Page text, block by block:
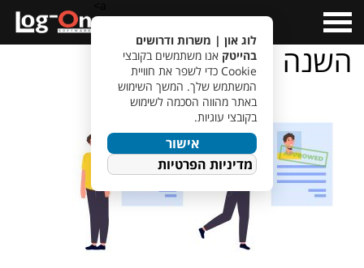
Menu
השנה
לוג און | משרות ודרושים
בהייטק אנו משתמשים בקובצי
Cookie כדי לשפר את חוויית
המשתמש שלך. המשך השימוש
באתר מהווה הסכמה לשימוש
בקובצי עוגיות.
אישור
מדיניות הפרטיות